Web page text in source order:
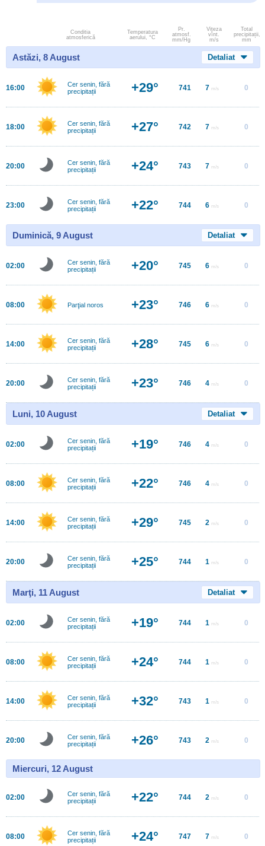
Conditia
atmosferică
Temperatura
aerului, °C
Pr.
atmosf.
mm/Hg
Viteza
vînt.
m/s
Total
precipitații,
mm
Astăzi, 8 August Detaliat
16:00
Cer senin, fără
precipitații
+29° 741 7 m/s 0
18:00
Cer senin, fără
precipitații
+27° 742 7 m/s 0
20:00
Cer senin, fără
precipitații
+24° 743 7 m/s 0
23:00
Cer senin, fără
precipitații
+22° 744 6 m/s 0
Duminică, 9 August Detaliat
02:00
Cer senin, fără
precipitații
+20° 745 6 m/s 0
08:00 Parţial noros +23° 746 6 m/s 0
14:00
Cer senin, fără
precipitații
+28° 745 6 m/s 0
20:00
Cer senin, fără
precipitații
+23° 746 4 m/s 0
Luni, 10 August Detaliat
02:00
Cer senin, fără
precipitații
+19° 746 4 m/s 0
08:00
Cer senin, fără
precipitații
+22° 746 4 m/s 0
14:00
Cer senin, fără
precipitații
+29° 745 2 m/s 0
20:00
Cer senin, fără
precipitații
+25° 744 1 m/s 0
Marţi, 11 August Detaliat
02:00
Cer senin, fără
precipitații
+19° 744 1 m/s 0
08:00
Cer senin, fără
precipitații
+24° 744 1 m/s 0
14:00
Cer senin, fără
precipitații
+32° 743 1 m/s 0
20:00
Cer senin, fără
precipitații
+26° 743 2 m/s 0
Miercuri, 12 August
02:00
Cer senin, fără
precipitații
+22° 744 2 m/s 0
08:00
Cer senin, fără
precipitații
+24° 747 7 m/s 0